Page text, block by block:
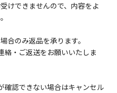
けできませんので、内容をよ
合のみ返品を承ります。
絡・ご返送をお願いいたしま
確認できない場合はキャンセル